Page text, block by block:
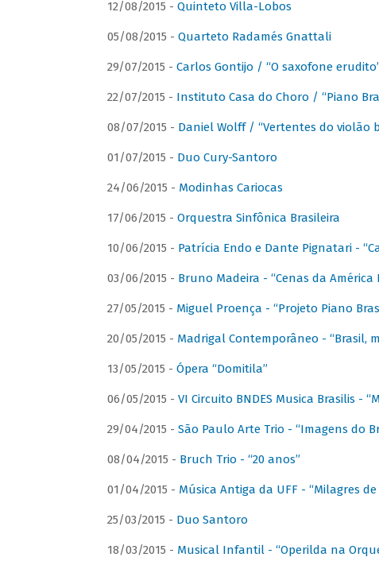
12/08/2015 - Quinteto Villa-Lobos
05/08/2015 - Quarteto Radamés Gnattali
29/07/2015 - Carlos Gontijo / “O saxofone
22/07/2015 - Instituto Casa do Choro / “Piano
08/07/2015 - Daniel Wolff / “Vertentes do violão
01/07/2015 - Duo Cury-Santoro
24/06/2015 - Modinhas Cariocas
17/06/2015 - Orquestra Sinfônica Brasileira
10/06/2015 - Patrícia Endo e Dante Pignatari -
03/06/2015 - Bruno Madeira - “Cenas da América
27/05/2015 - Miguel Proença - “Projeto Piano
20/05/2015 - Madrigal Contemporâneo - “Brasil,
13/05/2015 - Ópera “Domitila”
06/05/2015 - VI Circuito BNDES Musica Brasilis -
29/04/2015 - São Paulo Arte Trio - “Imagens do
08/04/2015 - Bruch Trio - “20 anos”
01/04/2015 - Música Antiga da UFF - “Milagres
25/03/2015 - Duo Santoro
18/03/2015 - Musical Infantil - “Operilda na